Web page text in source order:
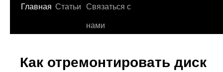
Главная Статьи Связаться с
нами
Как отремонтировать диск